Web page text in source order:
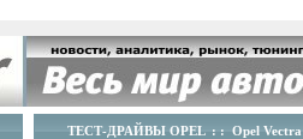
ТЕСТ-ДРАЙВЫ OPEL: : Opel Vectra